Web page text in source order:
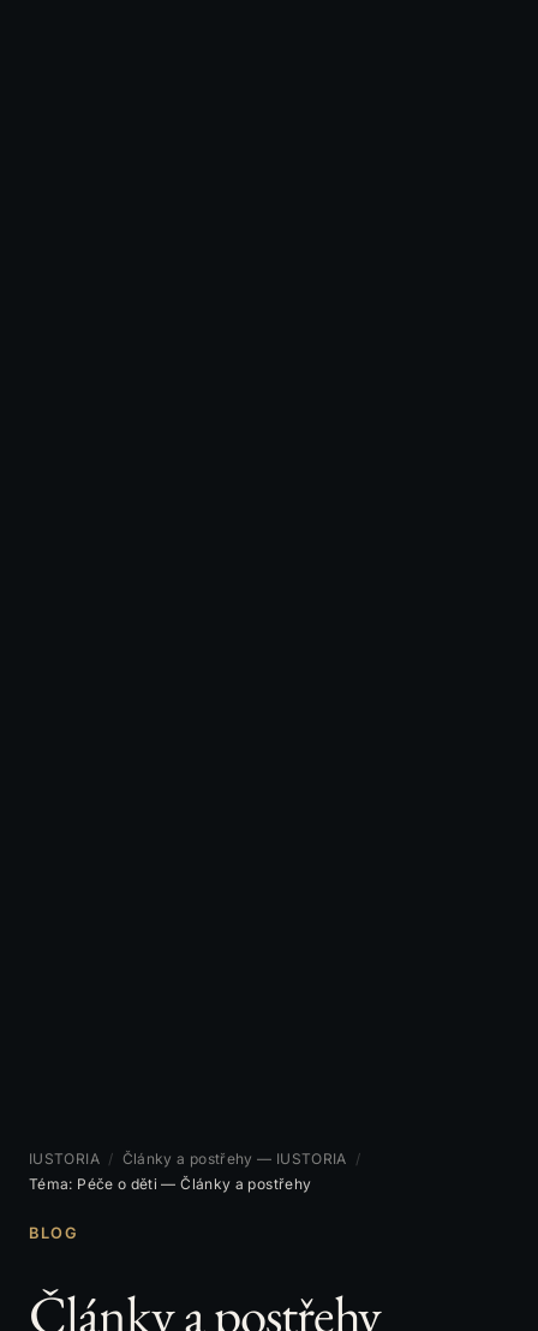
IUSTORIA / Články a postřehy — IUSTORIA /
Téma: Péče o děti — Články a postřehy
BLOG
Články a postřehy